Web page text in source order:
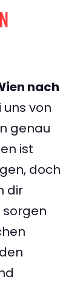
nach
uns von
genau
ist
doch
dir
sorgen